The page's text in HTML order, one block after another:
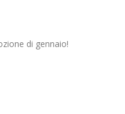
di gennaio!